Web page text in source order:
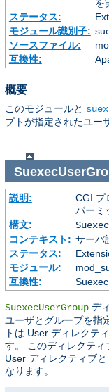
を
ステータス:
モジュール識別子:
ソースファイル:
互換性:
概要
このモジュールと
プトが指定されたユー
説明:
CGI プ
パーミ
構文:
コンテキスト: サーバ
ステータス:
モジュール:
互換性:
SuexecUserGroup デ
ユーザとグループを指
トは User ディレクテ
す。 このディレクテ
User ディレクティブ
なります。